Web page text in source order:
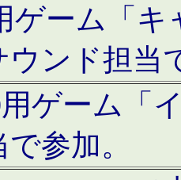
ゲーム「
ウンド担当
用ゲーム「
参加。